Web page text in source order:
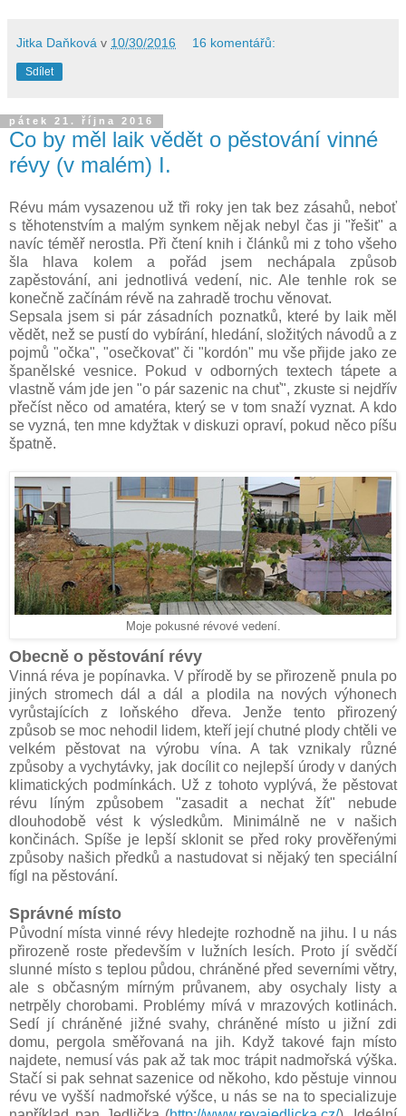
Jitka Daňková v 10/30/2016 16 komentářů:
Sdílet
pátek 21. října 2016
Co by měl laik vědět o pěstování vinné
révy (v malém) I.
Révu mám vysazenou už tři roky jen tak bez zásahů, neboť
s těhotenstvím a malým synkem nějak nebyl čas ji "řešit" a
navíc téměř nerostla. Při čtení knih i článků mi z toho všeho
šla hlava kolem a pořád jsem nechápala způsob
zapěstování, ani jednotlivá vedení, nic. Ale tenhle rok se
konečně začínám révě na zahradě trochu věnovat.
Sepsala jsem si pár zásadních poznatků, které by laik měl
vědět, než se pustí do vybírání, hledání, složitých návodů a z
pojmů "očka", "osečkovat" či "kordón" mu vše přijde jako ze
španělské vesnice. Pokud v odborných textech tápete a
vlastně vám jde jen "o pár sazenic na chuť", zkuste si nejdřív
přečíst něco od amatéra, který se v tom snaží vyznat. A kdo
se vyzná, ten mne kdyžtak v diskuzi opraví, pokud něco píšu
špatně.
Moje pokusné révové vedení.
Obecně o pěstování révy
Vinná réva je popínavka. V přírodě by se přirozeně pnula po
jiných stromech dál a dál a plodila na nových výhonech
vyrůstajících z loňského dřeva. Jenže tento přirozený
způsob se moc nehodil lidem, kteří její chutné plody chtěli ve
velkém pěstovat na výrobu vína. A tak vznikaly různé
způsoby a vychytávky, jak docílit co nejlepší úrody v daných
klimatických podmínkách. Už z tohoto vyplývá, že pěstovat
révu líným způsobem "zasadit a nechat žít" nebude
dlouhodobě vést k výsledkům. Minimálně ne v našich
končinách. Spíše je lepší sklonit se před roky prověřenými
způsoby našich předků a nastudovat si nějaký ten speciální
fígl na pěstování.
Správné místo
Původní místa vinné révy hledejte rozhodně na jihu. I u nás
přirozeně roste především v lužních lesích. Proto jí svědčí
slunné místo s teplou půdou, chráněné před severními větry,
ale s občasným mírným průvanem, aby osychaly listy a
netrpěly chorobami. Problémy mívá v mrazových kotlinách.
Sedí jí chráněné jižné svahy, chráněné místo u jižní zdi
domu, pergola směřovaná na jih. Když takové fajn místo
najdete, nemusí vás pak až tak moc trápit nadmořská výška.
Stačí si pak sehnat sazenice od někoho, kdo pěstuje vinnou
révu ve vyšší nadmořské výšce, u nás se na to specializuje